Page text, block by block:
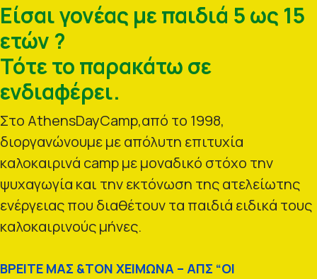
Είσαι γονέας με παιδιά 5 ως 15
ετών ?
Τότε το παρακάτω σε
ενδιαφέρει.
Στο AthensDayCamp,από το 1998,
διοργανώνουμε με απόλυτη επιτυχία
καλοκαιρινά camp με μοναδικό στόχο την
ψυχαγωγία και την εκτόνωση της ατελείωτης
ενέργειας που διαθέτουν τα παιδιά ειδικά τους
καλοκαιρινούς μήνες.
ΒΡΕΙΤΕ ΜΑΣ &ΤΟΝ ΧΕΙΜΩΝΑ – ΑΠΣ “ΟΙ